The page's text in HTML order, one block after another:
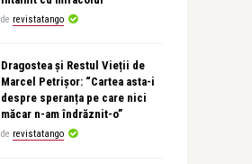
de revistatango
Dragostea și Restul Vieții de
Marcel Petrișor: “Cartea asta-i
despre speranța pe care nici
măcar n-am îndrăznit-o”
de revistatango